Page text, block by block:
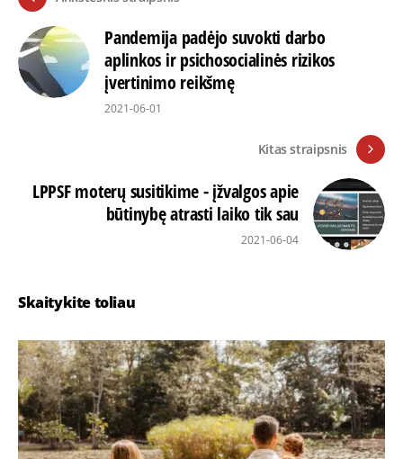
Pandemija padėjo suvokti darbo
aplinkos ir psichosocialinės rizikos
įvertinimo reikšmę
2021-06-01
Kitas straipsnis
LPPSF moterų susitikime - įžvalgos apie
būtinybę atrasti laiko tik sau
2021-06-04
Skaitykite toliau